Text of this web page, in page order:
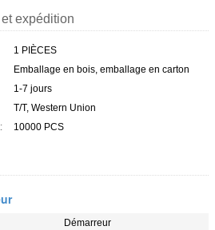
expédition
1 PIÈCES
Emballage en bois, emballage en carton
1-7 jours
T/T, Western Union
10000 PCS
Démarreur